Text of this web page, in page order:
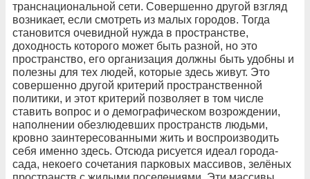
транснациональной сети. Совершенно другой взгляд
возникает, если смотреть из малых городов. Тогда
становится очевидной нужда в пространстве,
доходность которого может быть разной, но это
пространство, его организация должны быть удобны и
полезны для тех людей, которые здесь живут. Это
совершенно другой критерий пространственной
политики, и этот критерий позволяет в том числе
ставить вопрос и о демографическом возрождении,
наполнении обезлюдевших пространств людьми,
кровно заинтересованными жить и воспроизводить
себя именно здесь. Отсюда рисуется идеал города-
сада, некоего сочетания парковых массивов, зелёных